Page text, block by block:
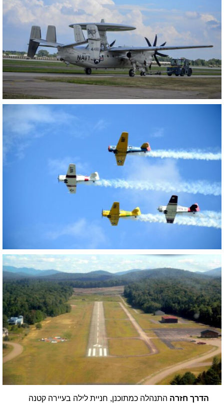
הדרך חזרה התנהלה כמתוכנן, חניית לילה בעיירה קטנה